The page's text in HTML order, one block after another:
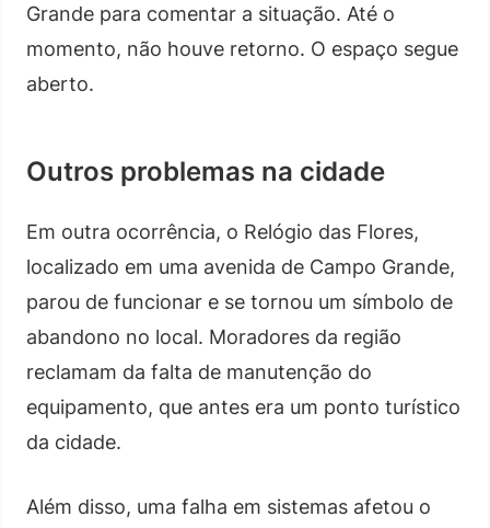
Grande para comentar a situação. Até o
momento, não houve retorno. O espaço segue
aberto.
Outros problemas na cidade
Em outra ocorrência, o Relógio das Flores,
localizado em uma avenida de Campo Grande,
parou de funcionar e se tornou um símbolo de
abandono no local. Moradores da região
reclamam da falta de manutenção do
equipamento, que antes era um ponto turístico
da cidade.
Além disso, uma falha em sistemas afetou o